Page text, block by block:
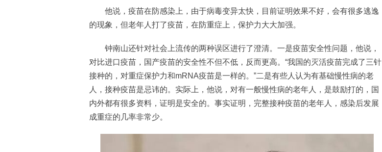
他说，疫苗在防感染上，由于病毒变异太快，目前证明效果不好，会有很多逃逸
的现象，但老年人打了疫苗，在防重症上，保护力大大加强。
钟南山还针对社会上流传的两种误区进行了澄清。一是疫苗安全性问题，他说，
对比进口疫苗，国产疫苗的安全性不但不低，反而更高。“我国的灭活疫苗完成了三针
接种的，对重症保护力和mRNA疫苗是一样的。”二是有些人认为有基础慢性病的老
人，接种疫苗是忌讳的。实际上，他说，对有一般慢性病的老年人，是鼓励打的，国
内外都有很多资料，证明是安全的。事实证明，完整接种疫苗的老年人，感染后发展
成重症的几率非常少。